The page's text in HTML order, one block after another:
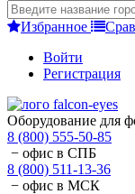
Избранное
Войти
Регистрация
Оборудование для
8 (800) 555-50-85
− офис в СПБ
8 (800) 511-13-36
− офис в МСК